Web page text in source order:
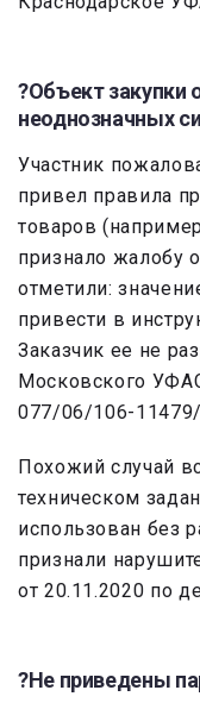
?Объект закупки
неоднозначных
Участник
привел правила
товаров
признало жалобу
отметили:
привести в
Заказчик ее не
Московского
077/06/106-
Похожий случай
техническом
использован без
признали
от 20.11.2020 по
?Не приведены